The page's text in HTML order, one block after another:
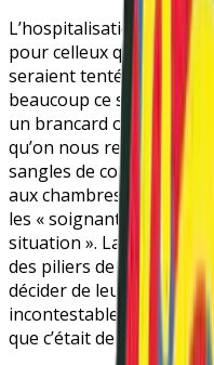
L’hospitalisation est
pour celleux qui en ont
seraient tenté·e·s de
beaucoup ce sont « des
un brancard ou une
qu’on nous retienne de
sangles de contention.
aux chambres
les « soignants
situation ». La
des piliers de la
décider de leur abolition
incontestable. Il n’y a
que c’était de la « « .